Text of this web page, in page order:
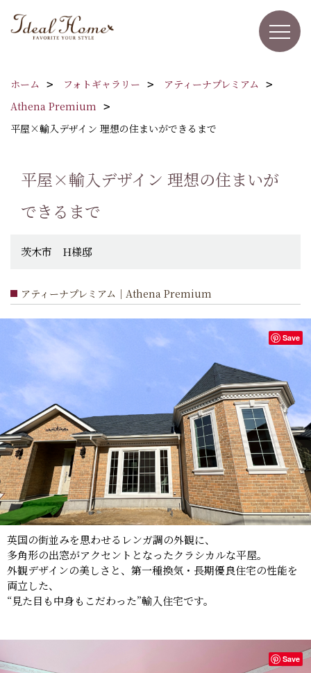
ホーム フォトギャラリー
アティーナプレミアム
Athena Premium
平屋×輸入デザイン 理想の住まいができるまで
平屋×輸入デザイン 理想の住まいが
できるまで
茨木市 H様邸
アティーナプレミアム｜Athena Premium
英国の街並みを思わせるレンガ調の外観に、
多角形の出窓がアクセントとなったクラシカルな平屋。
外観デザインの美しさと、第一種換気・長期優良住宅の性能を
両立した、
“見た目も中身もこだわった”輸入住宅です。
Save
Save